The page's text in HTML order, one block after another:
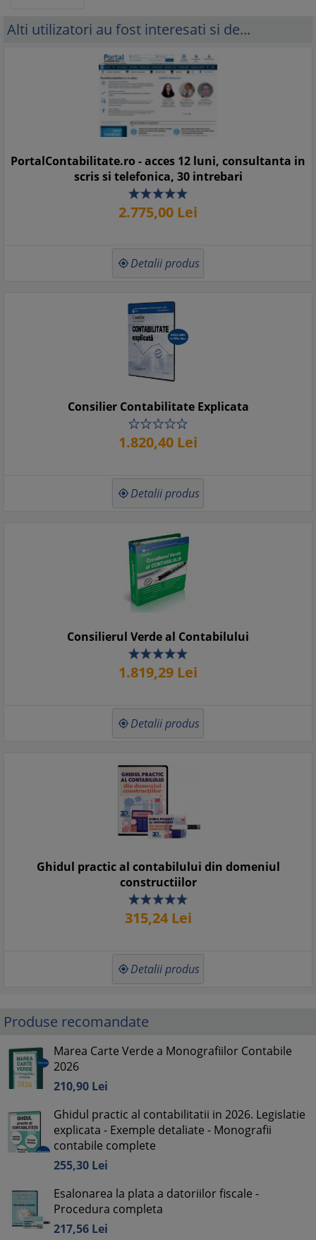
Alti utilizatori au fost interesati si de...
PortalContabilitate.ro - acces 12 luni, consultanta in
scris si telefonica, 30 intrebari
2.775,00 Lei
 Detalii produs
Consilier Contabilitate Explicata
1.820,40 Lei
 Detalii produs
Consilierul Verde al Contabilului
1.819,29 Lei
 Detalii produs
Ghidul practic al contabilului din domeniul
constructiilor
315,24Lei
 Detalii produs
Produse recomandate
Marea Carte Verde a Monografiilor Contabile
2026
210,90 Lei
Ghidul practic al contabilitatii in 2026. Legislatie
explicata - Exemple detaliate - Monografii
contabile complete
255,30 Lei
Esalonarea la plata a datoriilor fiscale -
Procedura completa
217,56 Lei